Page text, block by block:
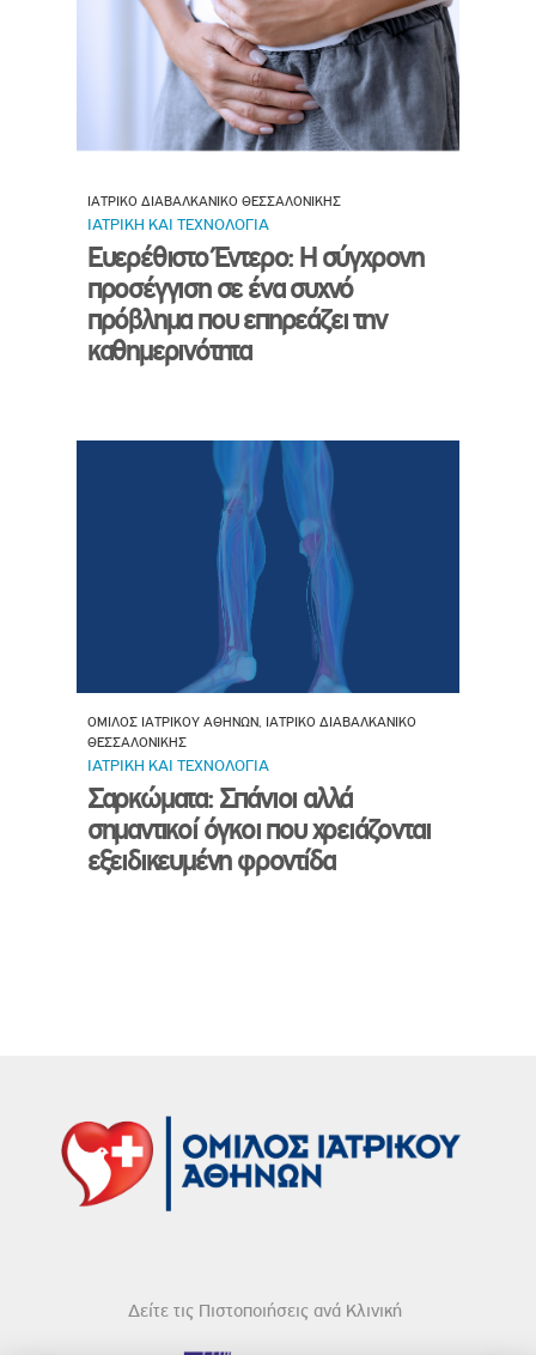
ΙΑΤΡΙΚΟ ΔΙΑΒΑΛΚΑΝΙΚΟ ΘΕΣΣΑΛΟΝΙΚΗΣ
ΙΑΤΡΙΚΗ ΚΑΙ ΤΕΧΝΟΛΟΓΙΑ
Ευερέθιστο Έντερο: Η σύγχρονη
προσέγγιση σε ένα συχνό
πρόβλημα που επηρεάζει την
καθημερινότητα
ΟΜΙΛΟΣ ΙΑΤΡΙΚΟΥ ΑΘΗΝΩΝ, ΙΑΤΡΙΚΟ ΔΙΑΒΑΛΚΑΝΙΚΟ
ΘΕΣΣΑΛΟΝΙΚΗΣ
ΙΑΤΡΙΚΗ ΚΑΙ ΤΕΧΝΟΛΟΓΙΑ
Σαρκώματα: Σπάνιοι αλλά
σημαντικοί όγκοι που χρειάζονται
εξειδικευμένη φροντίδα
Δείτε τις Πιστοποιήσεις ανά Κλινική